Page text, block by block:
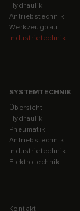
Hydraulik
Antriebstechnik
Werkzeugbau
Industrietechnik
SYSTEMTECHNIK
Übersicht
Hydraulik
Pneumatik
Antriebstechnik
Industrietechnik
Elektrotechnik
Kontakt